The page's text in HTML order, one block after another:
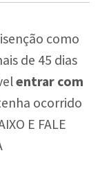
como
de 45 dias
entrar com
ocorrido
E FALE